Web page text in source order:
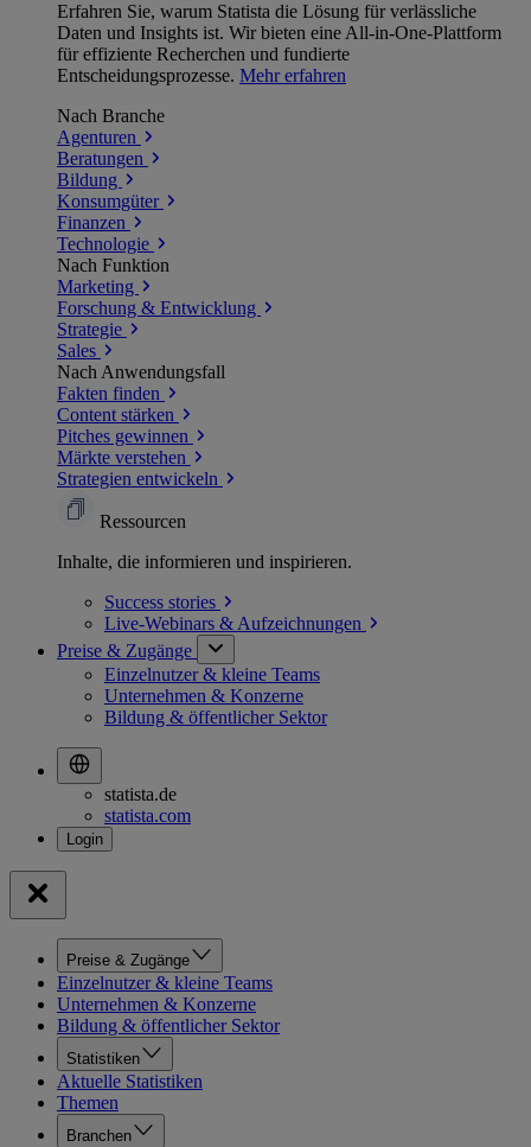
Erfahren Sie, warum Statista die Lösung für verlässliche
Daten und Insights ist. Wir bieten eine All-in-One-Plattform
für effiziente Recherchen und fundierte
Entscheidungsprozesse. Mehr erfahren
Nach Branche
Agenturen
Beratungen
Bildung
Konsumgüter
Finanzen
Technologie
Nach Funktion
Marketing
Forschung & Entwicklung
Strategie
Sales
Nach Anwendungsfall
Fakten finden
Content stärken
Pitches gewinnen
Märkte verstehen
Strategien entwickeln
Ressourcen
Inhalte, die informieren und inspirieren.
Success stories
Live-Webinars & Aufzeichnungen
Preise & Zugänge
Einzelnutzer & kleine Teams
Unternehmen & Konzerne
Bildung & öffentlicher Sektor
statista.de
statista.com
Preise & Zugänge
Einzelnutzer & kleine Teams
Unternehmen & Konzerne
Bildung & öffentlicher Sektor
Statistiken
Aktuelle Statistiken
Themen
Branchen